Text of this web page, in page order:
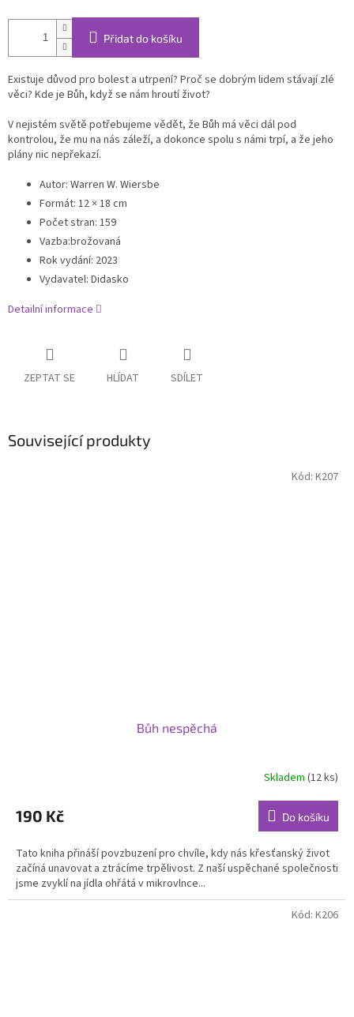
Přidat do košíku
Existuje důvod pro bolest a utrpení? Proč se dobrým lidem stávají zlé
věci? Kde je Bůh, když se nám hroutí život?
V nejistém světě potřebujeme vědět, že Bůh má věci dál pod
kontrolou, že mu na nás záleží, a dokonce spolu s námi trpí, a že jeho
plány nic nepřekazí.
Autor: Warren W. Wiersbe
Formát: 12 × 18 cm
Počet stran: 159
Vazba:brožovaná
Rok vydání: 2023
Vydavatel: Didasko
Detailní informace
ZEPTAT SE HLÍDAT SDÍLET
Související produkty
Bůh nespěchá
Skladem (12 ks)
190 Kč Do košíku
Tato kniha přináší povzbuzení pro chvíle, kdy nás křesťanský život
začíná unavovat a ztrácíme trpělivost. Z naší uspěchané společnosti
jsme zvyklí na jídla ohřátá v mikrovlnce...
Kód: K207
Kód: K206